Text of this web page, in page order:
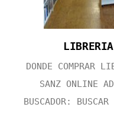
DONDE COMPRAR
SANZ ONLINE
BUSCADOR: